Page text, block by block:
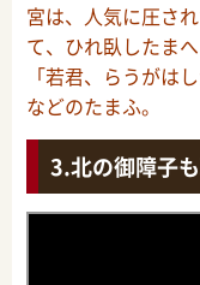
宮は、人気に圧さ
て、ひれ臥したまへ
「若君、らうがは
などのたまふ。
北の御障子